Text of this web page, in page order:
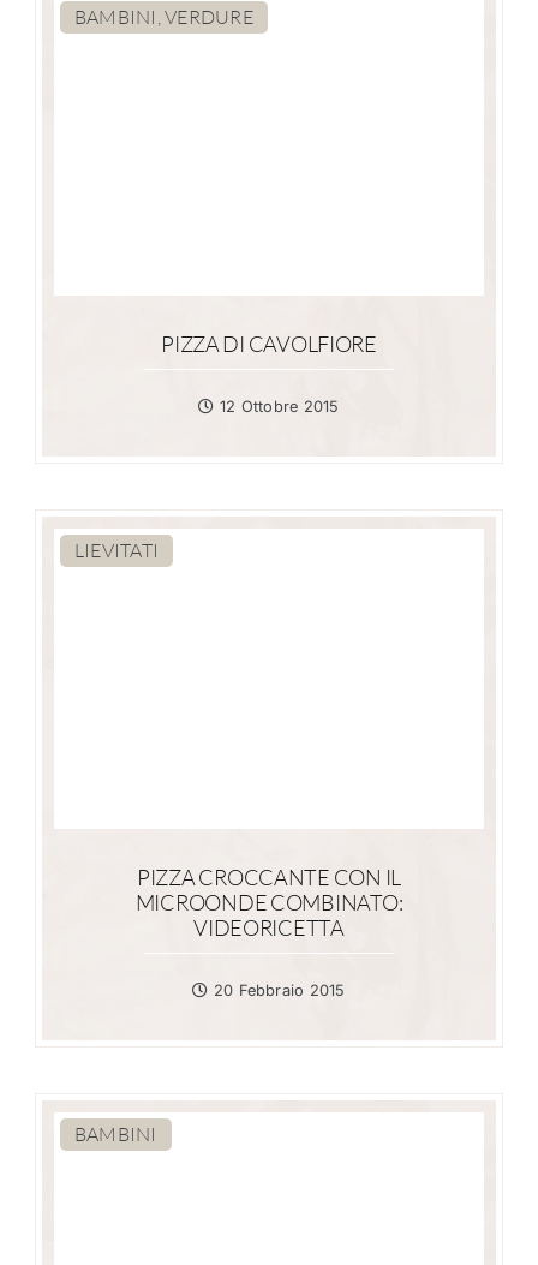
BAMBINI, VERDURE
PIZZA DI CAVOLFIORE
12 Ottobre 2015
LIEVITATI
PIZZA CROCCANTE CON IL
MICROONDE COMBINATO:
VIDEORICETTA
20 Febbraio 2015
BAMBINI